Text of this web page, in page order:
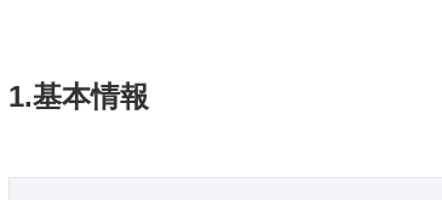
1.基本情報